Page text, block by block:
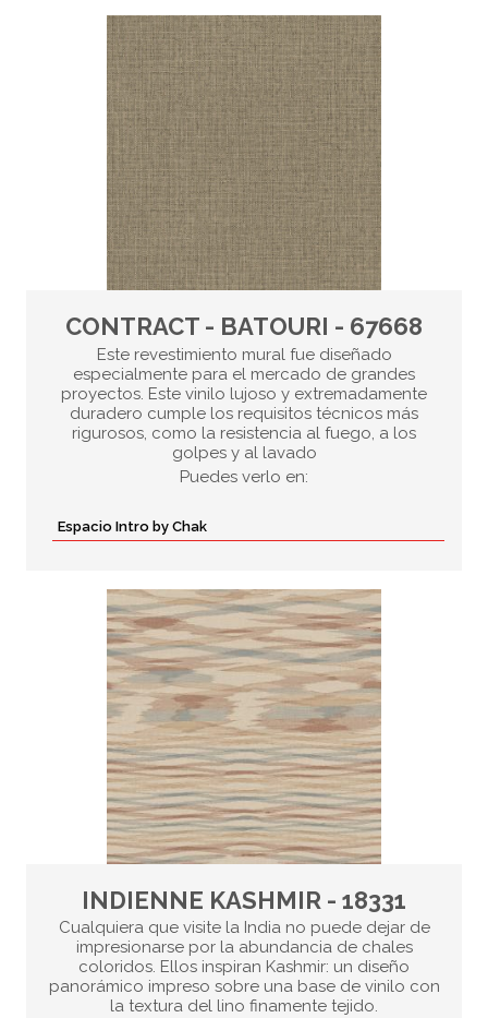
CONTRACT - BATOURI - 67668
Este revestimiento mural fue diseñado
especialmente para el mercado de grandes
proyectos. Este vinilo lujoso y extremadamente
duradero cumple los requisitos técnicos más
rigurosos, como la resistencia al fuego, a los
golpes y al lavado
Puedes verlo en:
Espacio Intro by Chak
INDIENNE KASHMIR - 18331
Cualquiera que visite la India no puede dejar de
impresionarse por la abundancia de chales
coloridos. Ellos inspiran Kashmir: un diseño
panorámico impreso sobre una base de vinilo con
la textura del lino finamente tejido.